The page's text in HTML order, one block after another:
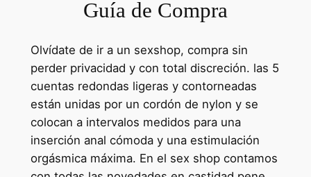
Guía de Compra
Olvídate de ir a un sexshop, compra sin
perder privacidad y con total discreción. las 5
cuentas redondas ligeras y contorneadas
están unidas por un cordón de nylon y se
colocan a intervalos medidos para una
inserción anal cómoda y una estimulación
orgásmica máxima. En el sex shop contamos